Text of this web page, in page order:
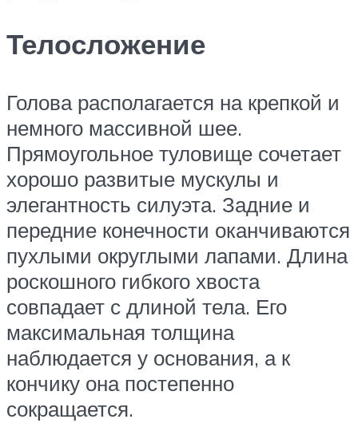
Телосложение
Голова располагается на крепкой и
немного массивной шее.
Прямоугольное туловище сочетает
хорошо развитые мускулы и
элегантность силуэта. Задние и
передние конечности оканчиваются
пухлыми округлыми лапами. Длина
роскошного гибкого хвоста
совпадает с длиной тела. Его
максимальная толщина
наблюдается у основания, а к
кончику она постепенно
сокращается.